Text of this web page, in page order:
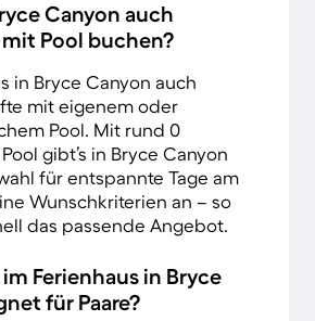
Canyon auch
Pool buchen?
in Bryce Canyon auch
mit eigenem oder
Pool. Mit rund 0
gibt’s in Bryce Canyon
für entspannte Tage am
Wunschkriterien an – so
das passende Angebot.
Ferienhaus in Bryce
für Paare?